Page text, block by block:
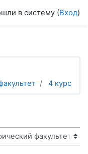
в систему (Вход)
4 курс